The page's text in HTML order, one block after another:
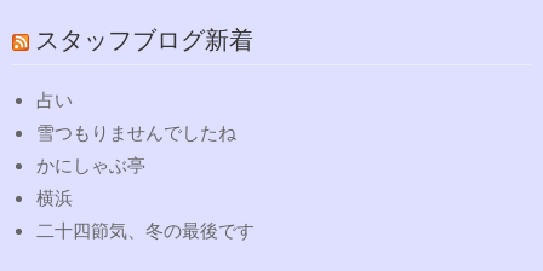
スタッフブログ新着
占い
雪つもりませんでしたね
かにしゃぶ亭
横浜
二十四節気、冬の最後です